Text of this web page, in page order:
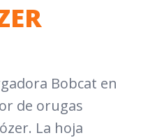
Bobcat en
de orugas
La hoja